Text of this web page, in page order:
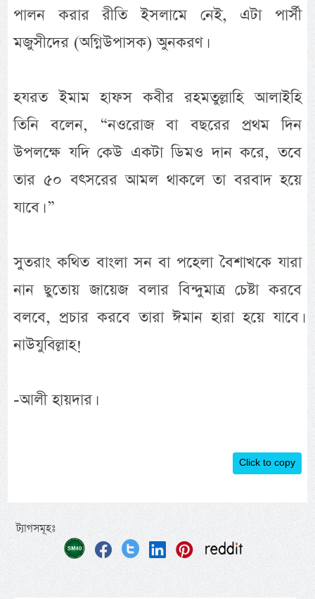
পালন করার রীতি ইসলামে নেই, এটা পার্সী
মজুসীদের (অগ্নিউপাসক) অুনকরণ।
হযরত ইমাম হাফস কবীর রহমতুল্লাহি আলাইহি
তিনি বলেন, “নওরোজ বা বছরের প্রথম দিন
উপলক্ষে যদি কেউ একটা ডিমও দান করে, তবে
তার ৫০ বৎসরের আমল থাকলে তা বরবাদ হয়ে
যাবে। ”
সুতরাং কথিত বাংলা সন বা পহেলা বৈশাখকে যারা
নান ছুতোয় জায়েজ বলার বিন্দুমাত্র চেষ্টা করবে
বলবে, প্রচার করবে তারা ঈমান হারা হয়ে যাবে।
নাউযুবিল্লাহ!
-আলী হায়দার।
Click to copy
ট্যাগসমূহঃ